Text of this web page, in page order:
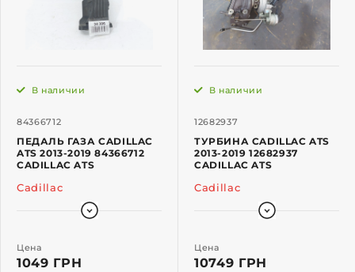
84366712
В наличии
ПЕДАЛЬ ГАЗА CADILLAC
ATS 2013-2019 84366712
CADILLAC ATS
Cadillac
Цена
1049 ГРН
12682937
В наличии
ТУРБИНА CADILLAC ATS
2013-2019 12682937
CADILLAC ATS
Cadillac
Цена
10749 ГРН